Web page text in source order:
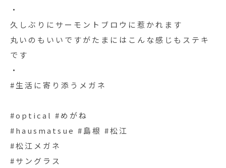
・
久しぶりにサーモントブロウに惹かれます
丸いのもいいですがたまにはこんな感じもステキ
です
・
#生活に寄り添うメガネ
#optical #めがね
#hausmatsue #島根 #松江
#松江メガネ
#サングラス